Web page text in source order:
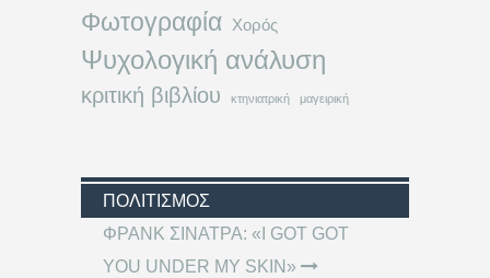
Φωτογραφία Χορός
Ψυχολογική ανάλυση
κριτική βιβλίου κτηνιατρική μαγειρική
ΠΟΛΙΤΙΣΜΌΣ
ΦΡΑΝΚ ΣΙΝΑΤΡΑ: «I GOT GOT
YOU UNDER MY SKIN»